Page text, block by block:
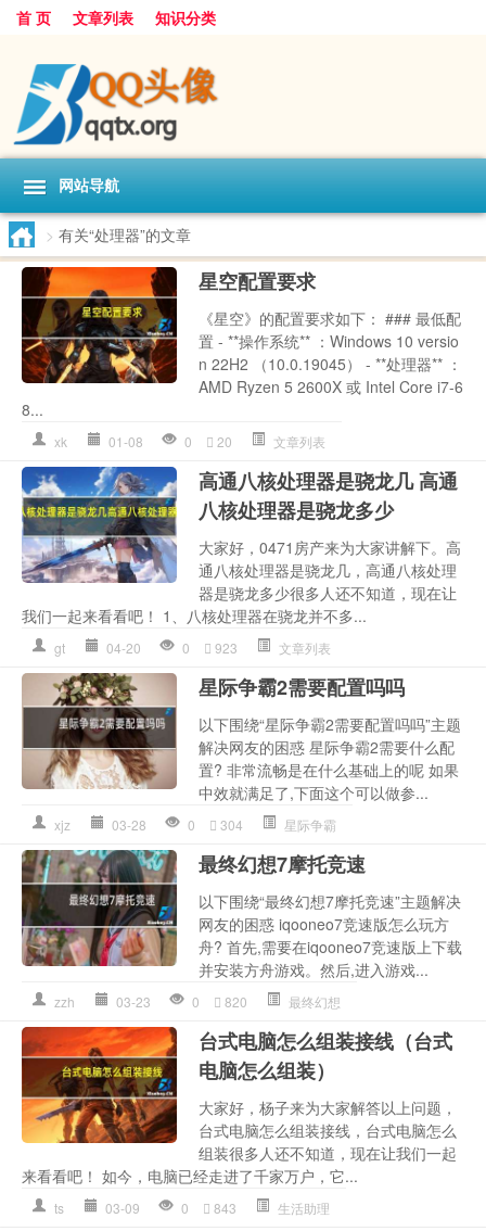
首 页 文章列表 知识分类
网站导航
> 有关“处理器”的文章
星空配置要求
《星空》的配置要求如下： ### 最低配
置 - **操作系统** ：Windows 10 versio
n 22H2 （10.0.19045） - **处理器** ：
AMD Ryzen 5 2600X 或 Intel Core i7-6
8...
xk 01-08 0 20 文章列表
高通八核处理器是骁龙几 高通
八核处理器是骁龙多少
大家好，0471房产来为大家讲解下。高
通八核处理器是骁龙几，高通八核处理
器是骁龙多少很多人还不知道，现在让
我们一起来看看吧！ 1、八核处理器在骁龙并不多...
gt 04-20 0 923 文章列表
星际争霸2需要配置吗吗
以下围绕“星际争霸2需要配置吗吗”主题
解决网友的困惑 星际争霸2需要什么配
置? 非常流畅是在什么基础上的呢 如果
中效就满足了,下面这个可以做参...
xjz 03-28 0 304 星际争霸
最终幻想7摩托竞速
以下围绕“最终幻想7摩托竞速”主题解决
网友的困惑 iqooneo7竞速版怎么玩方
舟? 首先,需要在iqooneo7竞速版上下载
并安装方舟游戏。然后,进入游戏...
zzh 03-23 0 820 最终幻想
台式电脑怎么组装接线（台式
电脑怎么组装）
大家好，杨子来为大家解答以上问题，
台式电脑怎么组装接线，台式电脑怎么
组装很多人还不知道，现在让我们一起
来看看吧！ 如今，电脑已经走进了千家万户，它...
ts 03-09 0 843 生活助理